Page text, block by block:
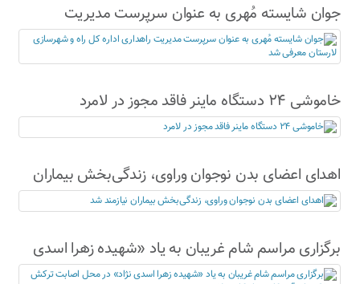
جوان شایسته مُهری به عنوان سرپرست مدیریت
راهداری اداره کل راه و شهرسازی لارستان معرفی شد
خاموشی ۲۴ دستگاه ماینر فاقد مجوز در لامرد
اهدای اعضای بدن نوجوان وراوی، زندگی‌بخش بیماران
نیازمند شد
برگزاری مراسم شام غریبان به یاد «شهیده زهرا اسدی
نژاد» در محل اصابت ترکش موشک‌های آمریکای